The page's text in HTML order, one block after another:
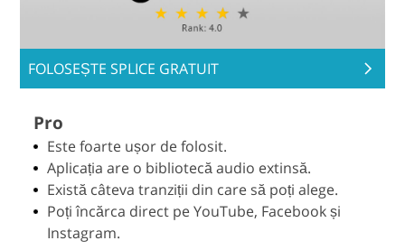
FOLOSEȘTE SPLICE GRATUIT
Pro
Este foarte ușor de folosit.
Aplicația are o bibliotecă audio extinsă.
Există câteva tranziții din care să poți alege.
Poți încărca direct pe YouTube, Facebook și
Instagram.